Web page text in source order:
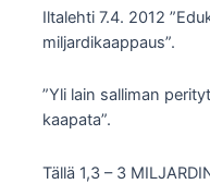
Iltalehti 7.4. 2012
miljardikaappaus”.
”Yli lain salliman
kaapata”.
Tällä 1,3 – 3